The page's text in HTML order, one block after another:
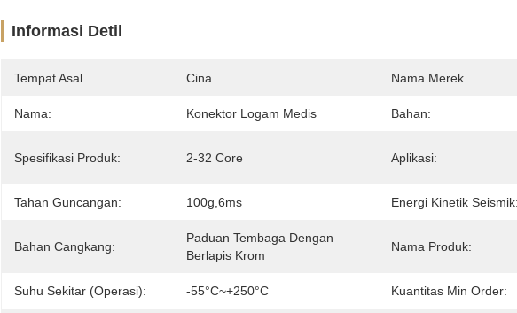
Informasi Detil
Tempat Asal Cina Nama Merek
Nama: Konektor Logam Medis Bahan:
Spesifikasi Produk: 2-32 Core Aplikasi:
Tahan Guncangan: 100g,6ms Energi Kinetik Seismik:
Bahan Cangkang:
Paduan Tembaga Dengan
Berlapis Krom
Nama Produk:
Suhu Sekitar (operasi): -55°C~+250°C Kuantitas Min Order: